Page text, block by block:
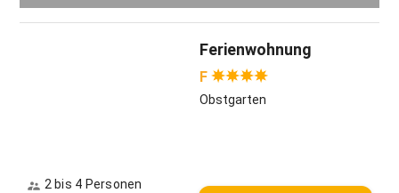
Ferienwohnung
F
Obstgarten
2 bis 4 Personen